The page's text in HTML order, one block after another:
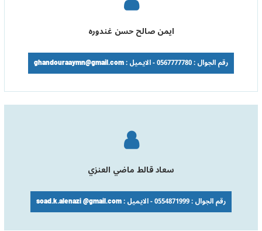
ايمن صالح حسن غندوره
رقم الجوال : 0567777780 - الايميل : ghandouraaymn@gmail.com
سعاد قالط ماضي العنزي
رقم الجوال : 0554871999 - الايميل : soad.k.alenazi @gmail.com